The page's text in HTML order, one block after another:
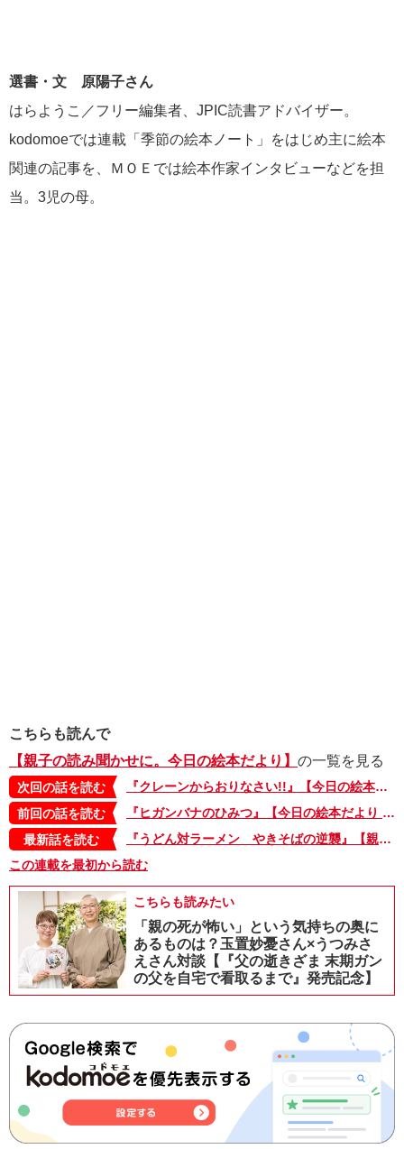
選書・文 原陽子さん
はらようこ／フリー編集者、JPIC読書アドバイザー。
kodomoeでは連載「季節の絵本ノート」をはじめ主に絵本
関連の記事を、ＭＯＥでは絵本作家インタビューなどを担
当。3児の母。
こちらも読んで
【親子の読み聞かせに。今日の絵本だより】 の一覧を見る
次回の話を読む
『クレーンからおりなさい!!』【今日の絵本だより 第320回】
前回の話を読む
『ヒガンバナのひみつ』【今日の絵本だより 第318回】
最新話を読む
『うどん対ラーメン やきそばの逆襲』【親子の読み聞かせに。今日の絵本だより 第375回】
この連載を最初から読む
こちらも読みたい
「親の死が怖い」という気持ちの奥に
あるものは？玉置妙憂さん×うつみさ
えさん対談【『父の逝きざま 末期ガン
の父を自宅で看取るまで』発売記念】